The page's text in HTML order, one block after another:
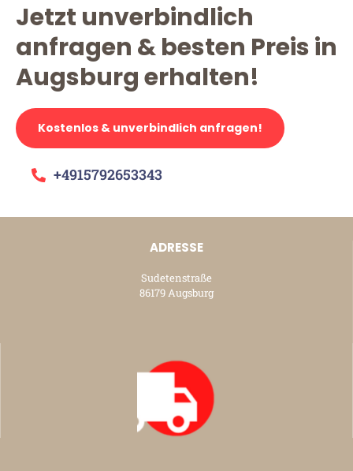
Jetzt unverbindlich
anfragen & besten Preis in
Augsburg erhalten!
Kostenlos & unverbindlich anfragen!
+4915792653343
ADRESSE
Sudetenstraße
86179 Augsburg